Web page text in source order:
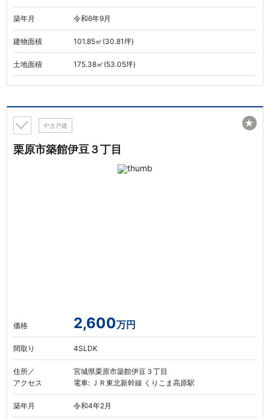
築年月 令和6年9月
建物面積 101.85㎡(30.81坪)
土地面積 175.38㎡(53.05坪)
中古戸建
栗原市築館伊豆３丁目
価格 2,600万円
間取り 4SLDK
住所／
アクセス
宮城県栗原市築館伊豆３丁目
電車: ＪＲ東北新幹線 くりこま高原駅
築年月 令和4年2月
★